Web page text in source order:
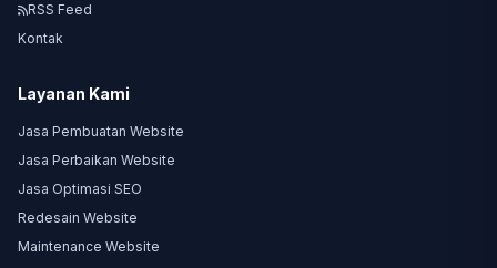
RSS Feed
Kontak
Layanan Kami
Jasa Pembuatan Website
Jasa Perbaikan Website
Jasa Optimasi SEO
Redesain Website
Maintenance Website